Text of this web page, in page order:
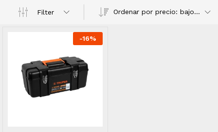
Filter
Ordenar por precio: bajo a alto
-16%